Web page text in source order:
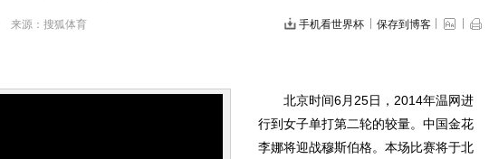
来源： 搜狐体育 手机看世界杯 保存到博客
北京时间6月25日，2014年温网进
行到女子单打第二轮的较量。中国金花
李娜将迎战穆斯伯格。本场比赛将于北